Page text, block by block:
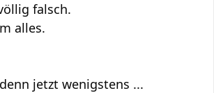
falsch.
alles.
jetzt wenigstens ...